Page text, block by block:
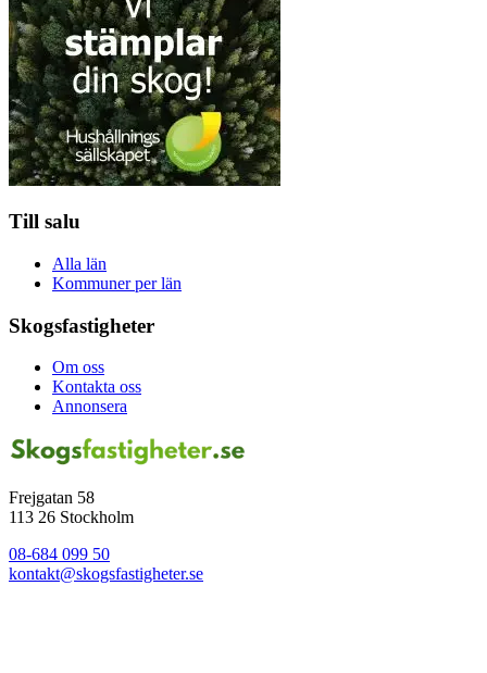
Till salu
Alla län
Kommuner per län
Skogsfastigheter
Om oss
Kontakta oss
Annonsera
Frejgatan 58
113 26 Stockholm
08-684 099 50
kontakt@skogsfastigheter.se